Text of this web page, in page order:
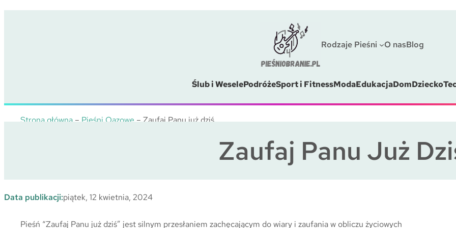
Przejdź
Rodzaje Pieśni
O nasBlog
Ślub i WeselePodróżeSport i FitnessModaEdukacjaDomDziecko
Strona główna–Pieśni Oazowe–Zaufaj Panu już dziś
Zaufaj Panu Już
Data publikacji:piątek, 12 kwietnia, 2024
Pieśń “Zaufaj Panu już dziś” jest silnym przesłaniem zachęcającym do wiary i zaufania w obliczu życiowych